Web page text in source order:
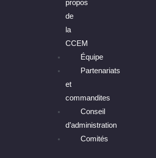
propos
de
la
CCEM
Équipe
Partenariats
et
commandites
Conseil
d’administration
Comités